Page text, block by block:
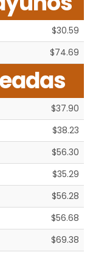
$30.59
$74.69
$37.90
$38.23
$56.30
$35.29
$56.28
$56.68
$69.38